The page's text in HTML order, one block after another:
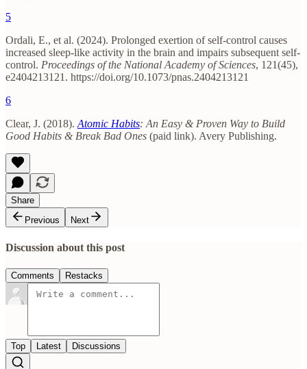
5
Ordali, E., et al. (2024). Prolonged exertion of self-control causes
increased sleep-like activity in the brain and impairs subsequent self-
control. Proceedings of the National Academy of Sciences, 121(45),
e2404213121. https://doi.org/10.1073/pnas.2404213121
6
Clear, J. (2018). Atomic Habits: An Easy & Proven Way to Build
Good Habits & Break Bad Ones (paid link). Avery Publishing.
Share
Previous
Next
Discussion about this post
Comments Restacks
Top Latest Discussions